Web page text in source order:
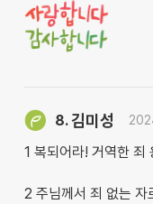
8.김미성
1 복되어라! 거역한 죄
2 주님께서 죄 없는 자